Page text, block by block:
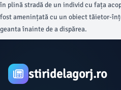
în plină stradă de un individ cu fața
fost amenințată cu un obiect tăietor-
geanta înainte de a dispărea.
stiridelagorj.ro